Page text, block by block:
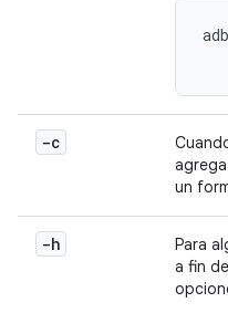
-c
un
-h
Para
a fin